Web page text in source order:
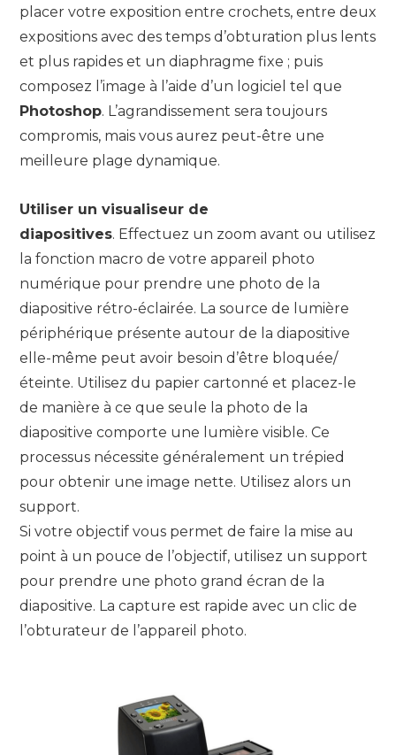
placer votre exposition entre crochets, entre deux
expositions avec des temps d’obturation plus lents
et plus rapides et un diaphragme fixe ; puis
composez l’image à l’aide d’un logiciel tel que
Photoshop. L’agrandissement sera toujours
compromis, mais vous aurez peut-être une
meilleure plage dynamique.
Utiliser un visualiseur de
diapositives. Effectuez un zoom avant ou utilisez
la fonction macro de votre appareil photo
numérique pour prendre une photo de la
diapositive rétro-éclairée. La source de lumière
périphérique présente autour de la diapositive
elle-même peut avoir besoin d’être bloquée/
éteinte. Utilisez du papier cartonné et placez-le
de manière à ce que seule la photo de la
diapositive comporte une lumière visible. Ce
processus nécessite généralement un trépied
pour obtenir une image nette. Utilisez alors un
support.
Si votre objectif vous permet de faire la mise au
point à un pouce de l’objectif, utilisez un support
pour prendre une photo grand écran de la
diapositive. La capture est rapide avec un clic de
l’obturateur de l’appareil photo.